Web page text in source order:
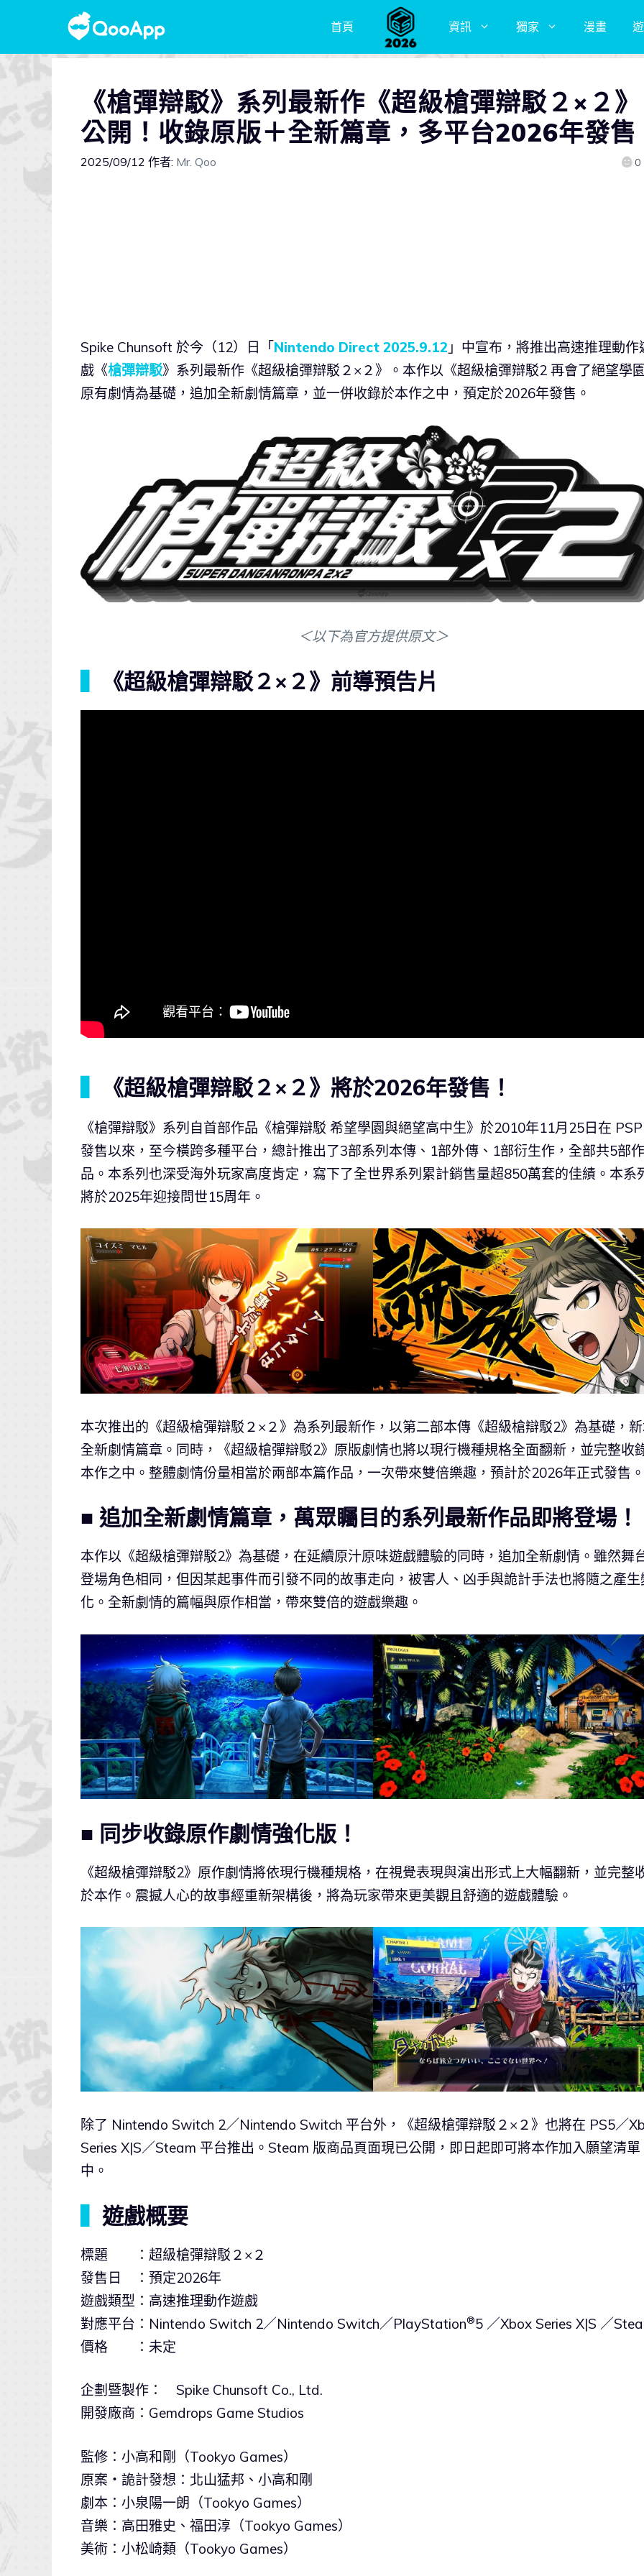
首頁 資訊 獨家 漫畫
《槍彈辯駁》系列最新作《超級槍彈辯駁２×２》
公開！收錄原版＋全新篇章，多平台2026年發售
2025/09/12 作者: Mr. Qoo 0
Spike Chunsoft 於今（12）日「Nintendo Direct 2025.9.12 」中宣布，將推出高速推理動作
戲《槍彈辯駁》系列最新作《超級槍彈辯駁２×２》。本作以《超級槍彈辯駁2 再會了絕望學
原有劇情為基礎，追加全新劇情篇章，並一併收錄於本作之中，預定於2026年發售。
＜以下為官方提供原文＞
《超級槍彈辯駁２×２》前導預告片
《超級槍彈辯駁２×２》將於2026年發售！
《槍彈辯駁》系列自首部作品《槍彈辯駁 希望學園與絕望高中生》於2010年11月25日在
發售以來，至今橫跨多種平台，總計推出了3部系列本傳、1部外傳、1部衍生作，全部共5部作
品。本系列也深受海外玩家高度肯定，寫下了全世界系列累計銷售量超850萬套的佳績。本系
將於2025年迎接問世15周年。
本次推出的《超級槍彈辯駁２×２》為系列最新作，以第二部本傳《超級槍辯駁2》為基礎，
全新劇情篇章。同時，《超級槍彈辯駁2》原版劇情也將以現行機種規格全面翻新，並完整收
本作之中。整體劇情份量相當於兩部本篇作品，一次帶來雙倍樂趣，預計於2026年正式發售。
■ 追加全新劇情篇章，萬眾矚目的系列最新作品即將登場！
本作以《超級槍彈辯駁2》為基礎，在延續原汁原味遊戲體驗的同時，追加全新劇情。雖然舞
登場角色相同，但因某起事件而引發不同的故事走向，被害人、凶手與詭計手法也將隨之產生
化。全新劇情的篇幅與原作相當，帶來雙倍的遊戲樂趣。
■ 同步收錄原作劇情強化版！
《超級槍彈辯駁2》原作劇情將依現行機種規格，在視覺表現與演出形式上大幅翻新，並完整
於本作。震撼人心的故事經重新架構後，將為玩家帶來更美觀且舒適的遊戲體驗。
除了 Nintendo Switch 2／Nintendo Switch 平台外，《超級槍彈辯駁２×２》也將在 PS5／
Series X|S／Steam 平台推出。Steam 版商品頁面現已公開，即日起即可將本作加入願望清單
中。
遊戲概要
標題 ：超級槍彈辯駁２×２
發售日 ：預定2026年
遊戲類型：高速推理動作遊戲
對應平台：Nintendo Switch 2／Nintendo Switch／PlayStation®5 ／Xbox Series X|S ／
價格 ：未定
企劃暨製作： Spike Chunsoft Co., Ltd.
開發廠商：Gemdrops Game Studios
監修：小高和剛（Tookyo Games）
原案・詭計發想：北山猛邦、小高和剛
劇本：小泉陽一朗（Tookyo Games）
音樂：高田雅史、福田淳（Tookyo Games）
美術：小松崎類（Tookyo Games）